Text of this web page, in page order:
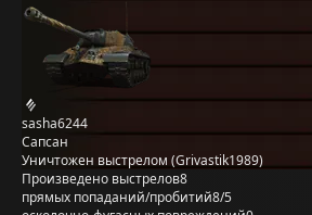
sasha6244
Сапсан
Уничтожен выстрелом (Grivastik1989)
Произведено выстрелов8
прямых попаданий/пробитий8/5